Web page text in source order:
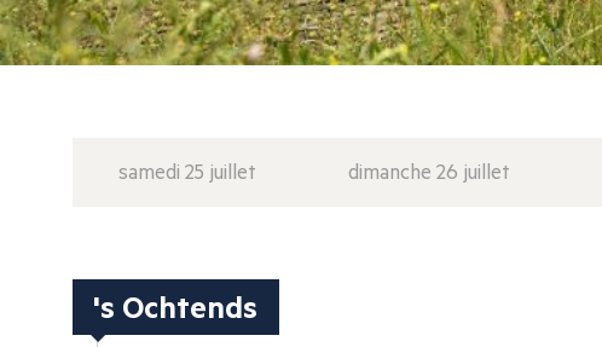
samedi 25 juillet dimanche 26 juillet
's Ochtends